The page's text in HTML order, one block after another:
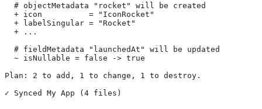
  # objectMetadata "rocket" will be created
  + icon          = "IconRocket"
  + labelSingular = "Rocket"
  + ...
  # fieldMetadata "launchedAt" will be updated
  ~ isNullable = false -> true
Plan: 2 to add, 1 to change, 1 to destroy.
✓ Synced My App (4 files)